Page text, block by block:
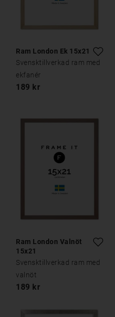
Ram London Ek 15x21
Svensktillverkad ram med
ekfanér
189 kr
Ram London Valnöt
15x21
Svensktillverkad ram med
valnöt
189 kr